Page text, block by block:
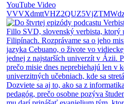
YouTube Video